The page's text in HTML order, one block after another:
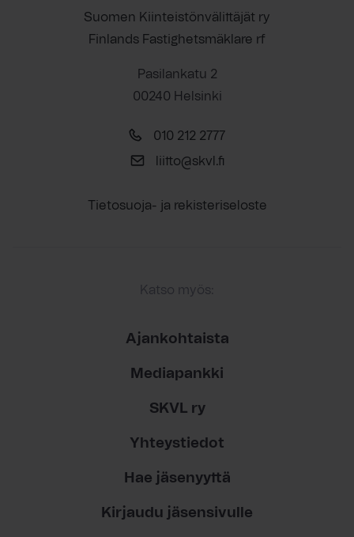
Suomen Kiinteistönvälittäjät ry
Finlands Fastighetsmäklare rf
Pasilankatu 2
00240 Helsinki
010 212 2777
liitto@skvl.fi
Tietosuoja- ja rekisteriseloste
Katso myös:
Ajankohtaista
Mediapankki
SKVL ry
Yhteystiedot
Hae jäsenyyttä
Kirjaudu jäsensivulle